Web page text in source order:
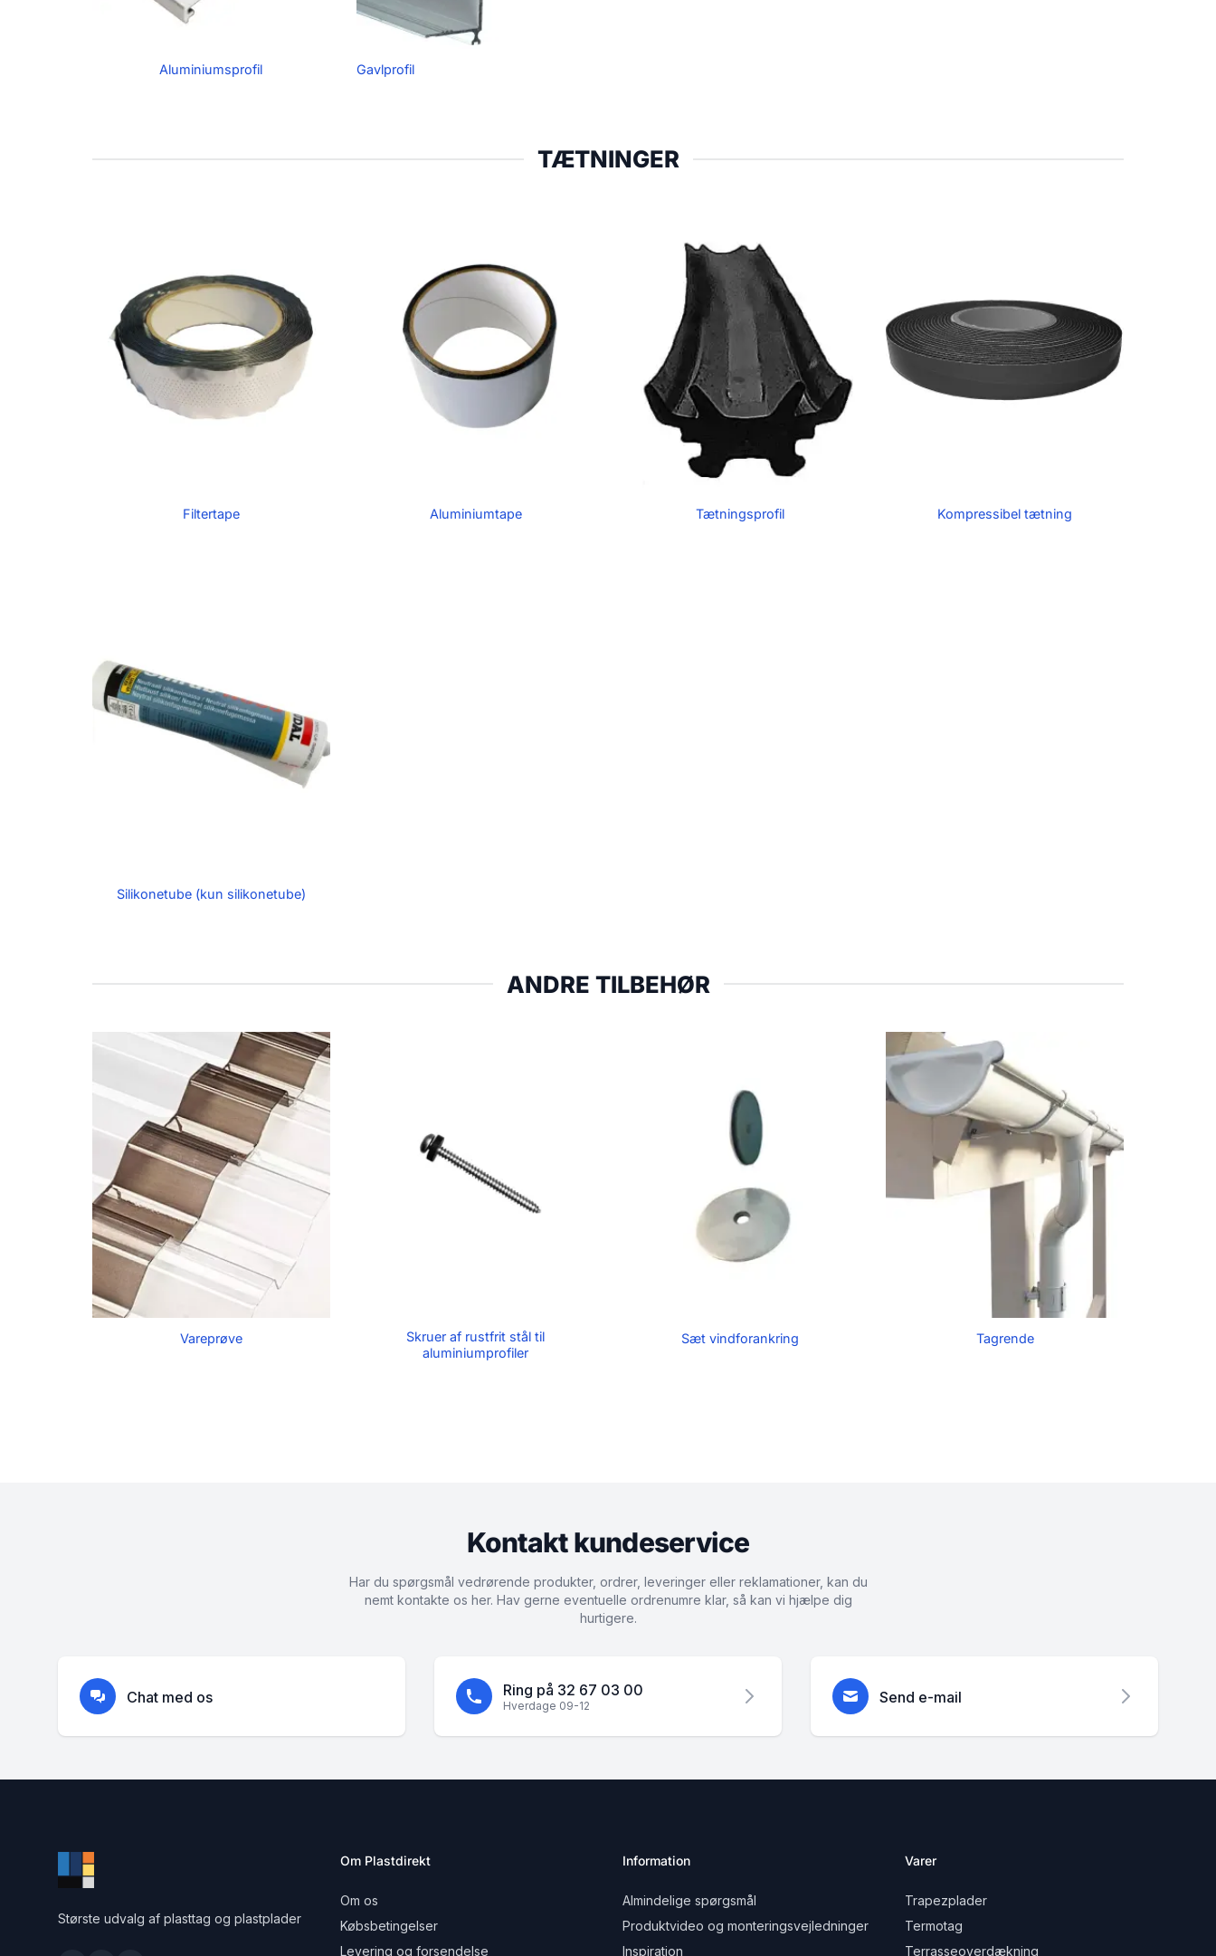
Aluminiumsprofil Gavlprofil
TÆTNINGER
Filtertape Aluminiumtape Tætningsprofil Kompressibel tætning
Silikonetube (kun silikonetube)
ANDRE TILBEHØR
Vareprøve
Skruer af rustfrit stål til
aluminiumprofiler
Sæt vindforankring Tagrende
Kontakt kundeservice
Har du spørgsmål vedrørende produkter, ordrer, leveringer eller reklamationer, kan du
nemt kontakte os her. Hav gerne eventuelle ordrenumre klar, så kan vi hjælpe dig
hurtigere.
Chat med os Ring på 32 67 03 00
Hverdage 09-12 Send e-mail
Største udvalg af plasttag og plastplader
Om Plastdirekt
Om os
Købsbetingelser
Levering og forsendelse
Information
Almindelige spørgsmål
Produktvideo og monteringsvejledninger
Inspiration
Varer
Trapezplader
Termotag
Terrasseoverdækning